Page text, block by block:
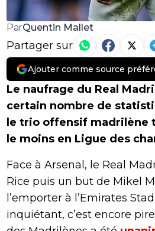
ParQuentin Mallet
Partager sur
Ajouter comme source
Le naufrage du Real
certain nombre de
le trio offensif madrilène
le moins en Ligue des
Face à Arsenal, le Real
Rice puis un but de Mikel
l’emporter à l’Emirates
inquiétant, c’est encore